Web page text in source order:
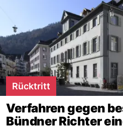
Rücktritt
Verfahren gegen
Bündner Richter